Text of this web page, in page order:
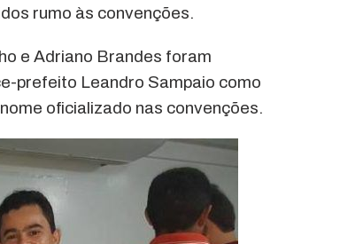
rumo às convenções.
e Adriano Brandes foram
prefeito Leandro Sampaio como
oficializado nas convenções.